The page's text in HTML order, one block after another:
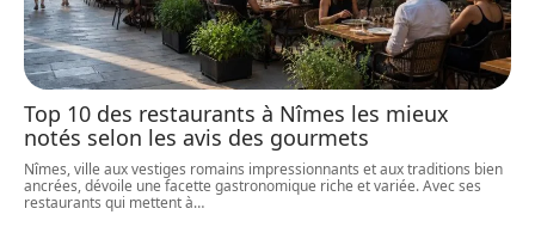
Top 10 des restaurants à Nîmes les mieux
notés selon les avis des gourmets
Nîmes, ville aux vestiges romains impressionnants et aux traditions bien
ancrées, dévoile une facette gastronomique riche et variée. Avec ses
restaurants qui mettent à…